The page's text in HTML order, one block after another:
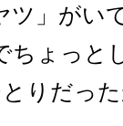
ツ」がい
ちょっと
りだっ